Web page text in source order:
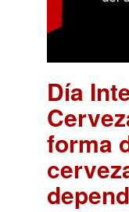
Día
forma